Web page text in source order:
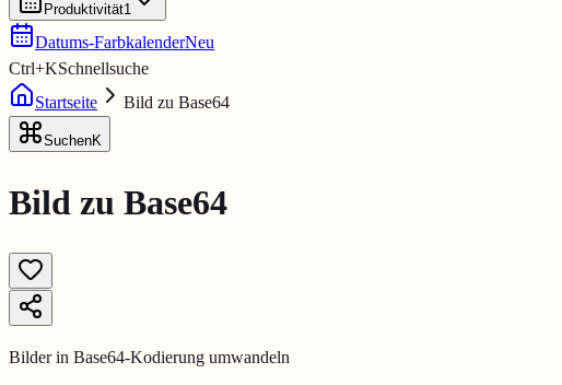
Produktivität1
Datums-FarbkalenderNeu
Ctrl+KSchnellsuche
Startseite
Bild zu Base64
SuchenK
Bild zu Base64
Bilder in Base64-Kodierung umwandeln